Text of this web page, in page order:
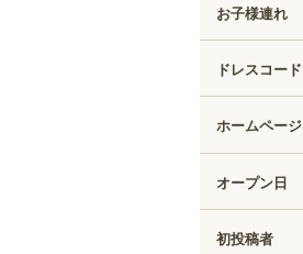
お子様連れ
ドレスコード
ホームページ
オープン日
初投稿者